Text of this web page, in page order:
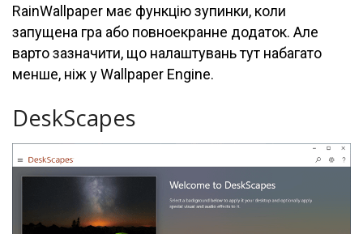
RainWallpaper має функцію зупинки, коли
запущена гра або повноекранне додаток. Але
варто зазначити, що налаштувань тут набагато
менше, ніж у Wallpaper Engine.
DeskScapes